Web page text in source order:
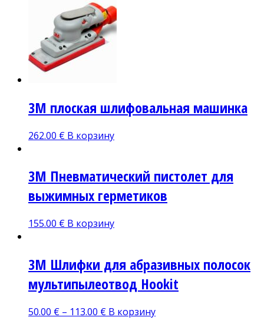
3М плоская шлифовальная машинка
262.00 € В корзину
3М Пневматический пистолет для
выжимных герметиков
155.00 € В корзину
3М Шлифки для абразивных полосок
мультипылеотвод Hookit
50.00 € – 113.00 € В корзину